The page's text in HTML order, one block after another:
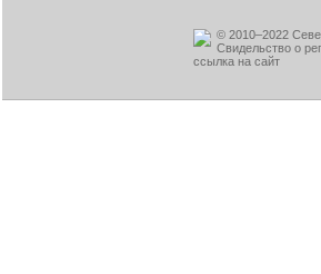
© 2010–2022
Свидельство о
ссылка на сайт